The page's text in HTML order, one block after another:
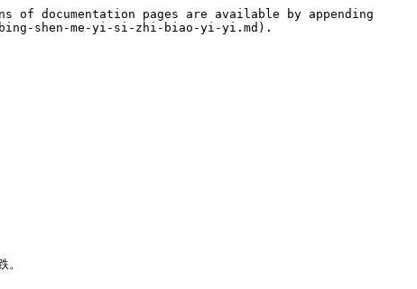
documentation pages are available by appending
shen-me-yi-si-zhi-biao-yi-yi.md).
。